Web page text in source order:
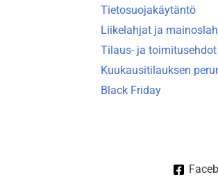
Tietosuojakäytäntö
Liikelahjat ja
Tilaus- ja toimitusehdot
Kuukausitilauksen
Black Friday